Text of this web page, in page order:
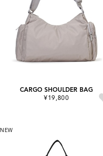
CARGO SHOULDER BAG
¥19,800
NEW